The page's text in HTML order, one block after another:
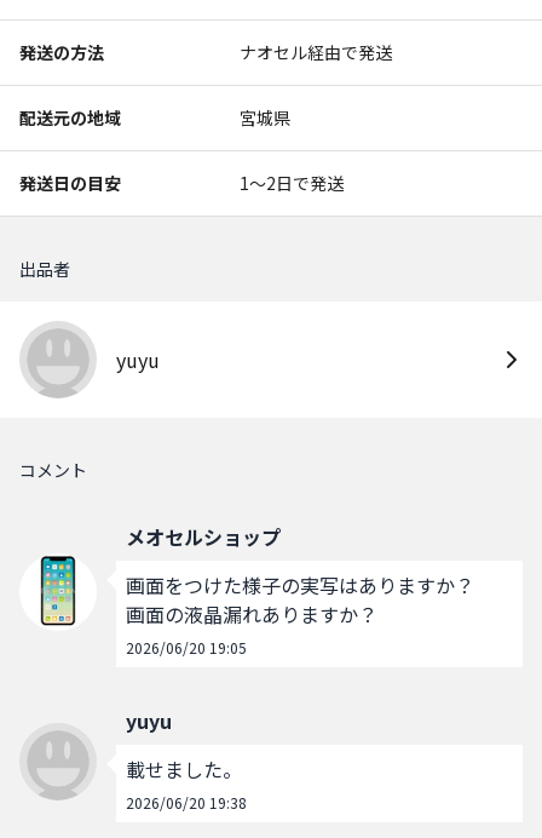
発送の方法 ナオセル経由で発送
配送元の地域 宮城県
発送日の目安 1〜2日で発送
出品者
yuyu
コメント
メオセルショップ
画面をつけた様子の実写はありますか？
画面の液晶漏れありますか？
2026/06/20 19:05
yuyu
載せました。
2026/06/20 19:38